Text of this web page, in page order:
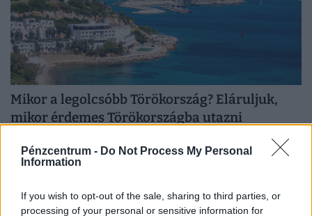
Pénzcentrum - Do Not Process My Personal
Information
If you wish to opt-out of the sale, sharing to third parties, or
processing of your personal or sensitive information for
Mikor a legolcsóbb Törökország? Eláruljuk,
mikor érdemes Törökországba utazni
Olcsó törökországi utazást szeretnél? Mutatjuk, melyik
hónapok kedveznek a pénztárcának, és mikor biztosabb a